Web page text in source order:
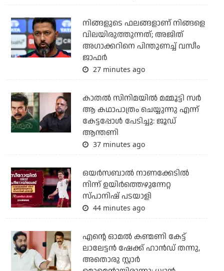
നിങ്ങളുടെ ഫലങ്ങളാണ് നിങ്ങളെ
വിലയിരുത്തുന്നത്; അജിത്
അഗാക്കറിനെ പിന്തുണച്ച് വസീം
ജാഫര്‍
27 minutes ago
കാതൽ സിനിമയിൽ മമ്മൂട്ടി സർ
ആ കഥാപാത്രം ചെയ്യുന്നു എന്ന്
കേട്ടപ്പോൾ പേടിച്ചു: ജൂഡ്
ആന്തണി
37 minutes ago
ഒയര്‍സബാൽ നാണക്കേടിൽ
നിന്ന് ഉയിർത്തെഴുന്നേറ്റ
സ്പാനിഷ് പടയാളി
44 minutes ago
എന്റെ ഓമൽ കണ്മണി കേട്ട്
ലാലേട്ടൻ ഷേക്ക് ഹാൻഡ് തന്നു,
അതൊരു സ്റ്റാർ